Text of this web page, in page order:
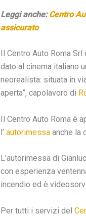
Leggi anche:Centro
assicurato
Il Centro Auto Roma
dato al cinema italiano
neorealista: situata in
aperta”, capolavoro di
Il Centro Auto Roma è
l’ autorimessaanche la
L’autorimessa di
con esperienza
incendio ed è
Per tutti i servizi del